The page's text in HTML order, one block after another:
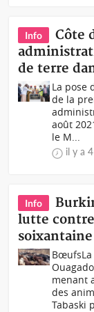
Info
Côte
de terre
La pose
de la
août
le M...
il y a
Info
lutte
Bœufs
menant
des
Tabaski